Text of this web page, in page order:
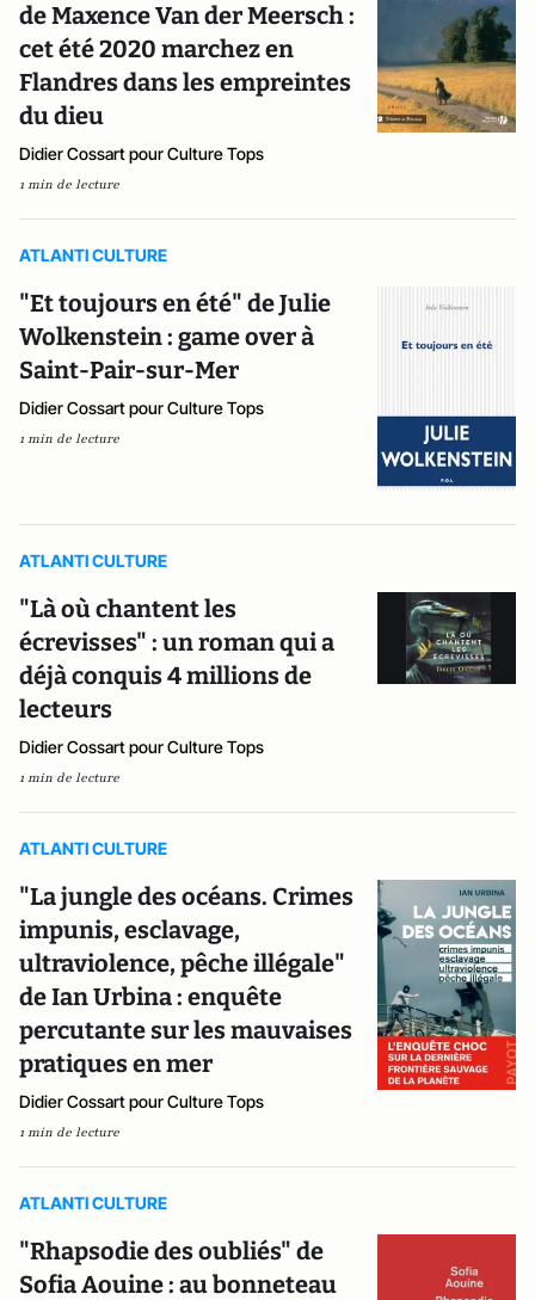
de Maxence Van der Meersch :
cet été 2020 marchez en
Flandres dans les empreintes
du dieu
Didier Cossart pour Culture Tops
1 min de lecture
ATLANTI CULTURE
"Et toujours en été" de Julie
Wolkenstein : game over à
Saint-Pair-sur-Mer
Didier Cossart pour Culture Tops
1 min de lecture
ATLANTI CULTURE
"Là où chantent les
écrevisses" : un roman qui a
déjà conquis 4 millions de
lecteurs
Didier Cossart pour Culture Tops
1 min de lecture
ATLANTI CULTURE
"La jungle des océans. Crimes
impunis, esclavage,
ultraviolence, pêche illégale"
de Ian Urbina : enquête
percutante sur les mauvaises
pratiques en mer
Didier Cossart pour Culture Tops
1 min de lecture
ATLANTI CULTURE
"Rhapsodie des oubliés" de
Sofia Aouine : au bonneteau